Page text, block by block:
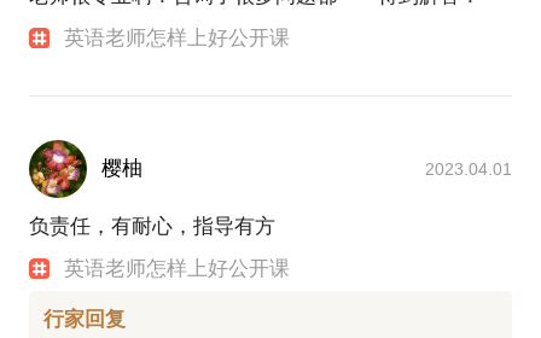
英语老师怎样上好公开课
樱柚 2023.04.01
负责任，有耐心，指导有方
英语老师怎样上好公开课
行家回复